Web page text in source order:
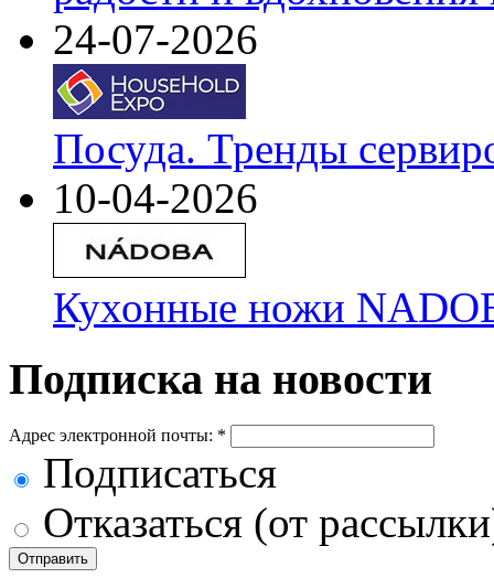
24-07-2026
Посуда. Тренды
10-04-2026
Кухонные ножи
Подписка на новости
Адрес электронной почты: *
Подписаться
Отказаться (от